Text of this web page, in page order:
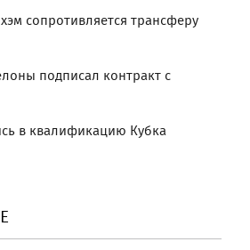
сопротивляется трансферу
подписал контракт с
в квалификацию Кубка